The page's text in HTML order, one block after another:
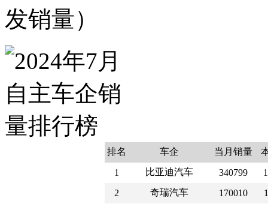
发销量）
排名 车企 当月销量
1 比亚迪汽车 340799
2
奇瑞汽车 170010